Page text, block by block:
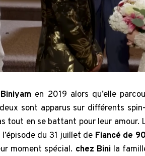
Biniyam en 2019 alors qu’elle
sont apparus sur différents
tout en se battant pour leur amour.
du 31 juillet de Fiancé de
moment spécial. chez Binila